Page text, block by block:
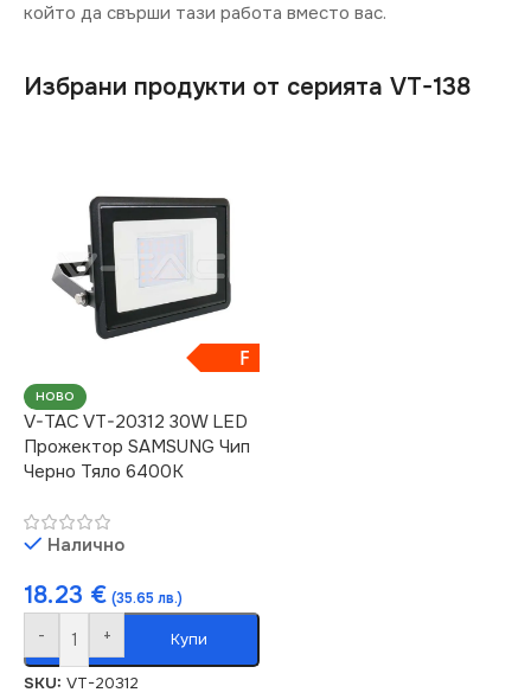
който да свърши тази работа вместо вас.
Избрани продукти от серията VT-138
F
НОВО
V-TAC VT-20312 30W LED
Прожектор SAMSUNG Чип
Черно Тяло 6400K
Налично
18.23 € (35.65 лв.)
- + Купи
SKU: VT-20312